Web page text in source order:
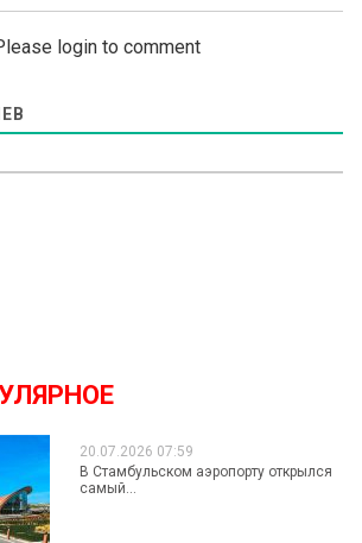
login to comment
20.07.2026 07:59
В Стамбульском аэропорту открылся
самый...